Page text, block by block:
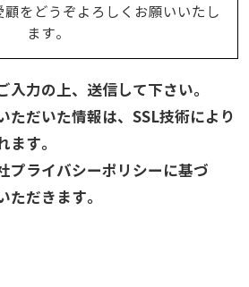
をどうぞよろしくお願いいたし
ます。
入力の上、送信して下さい。
ただいた情報は、SSL技術により
す。
プライバシーポリシーに基づ
ただきます。